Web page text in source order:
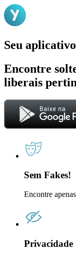
Seu
Encontre
liberais
Sem Fakes!
Encontre
Privacidade